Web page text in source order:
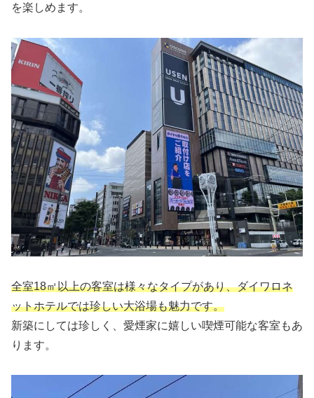
を楽しめます。
全室18㎡以上の客室は様々なタイプがあり、ダイワロネ
ットホテルでは珍しい大浴場も魅力です。
新築にしては珍しく、愛煙家に嬉しい喫煙可能な客室もあ
ります。